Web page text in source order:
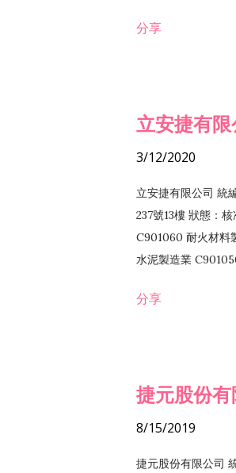
務 F102030 菸酒批
分享
立安捷有限
3/12/2020
立安捷有限公司 統
237號13樓 狀態：
C901060 耐火材料
水泥製造業
EZ99990 其他工程
分享
捷元股份有
8/15/2019
捷元股份有限公司